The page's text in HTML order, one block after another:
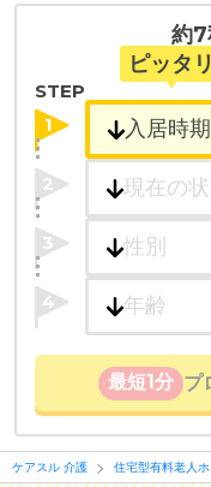
受付時間：10：
・全国10000件の
幅広い選択肢の中
ことができます。
・こだわりの条件
たとえば「カラオ
「夫婦入居可」の
医療・看護体制か
約7
ピッタリ
STEP
1
2
3
4
最短1分 プ
ケアスル 介護 住宅型有料老人